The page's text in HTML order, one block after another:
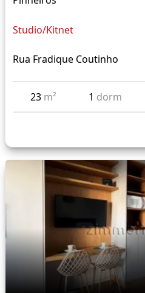
Studio/Kitnet
Rua Fradique Coutinho
23 m² 1 dorm